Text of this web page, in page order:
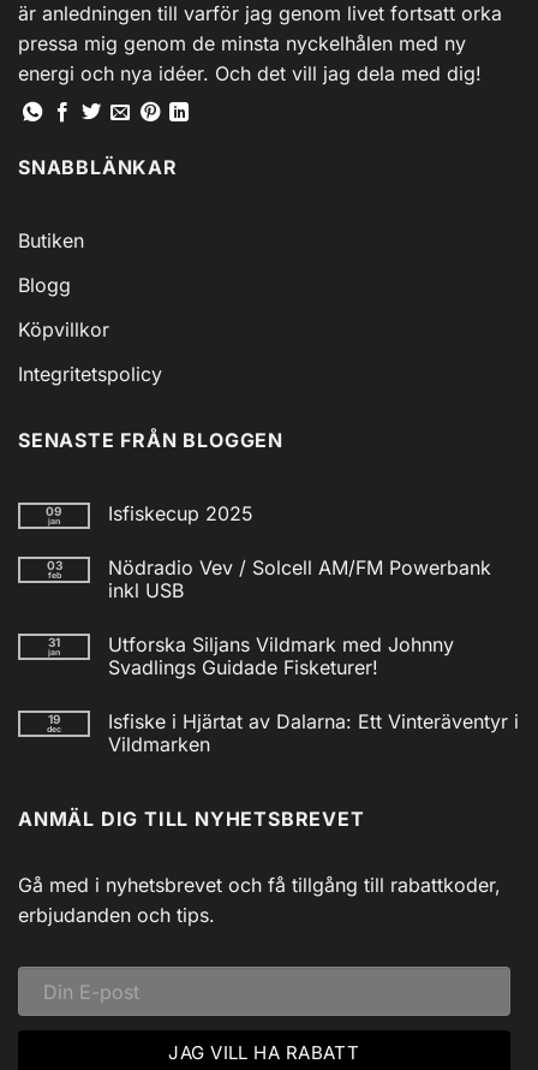
är anledningen till varför jag genom livet fortsatt orka
pressa mig genom de minsta nyckelhålen med ny
energi och nya idéer. Och det vill jag dela med dig!
SNABBLÄNKAR
Butiken
Blogg
Köpvillkor
Integritetspolicy
SENASTE FRÅN BLOGGEN
09
jan Isfiskecup 2025
till
Isfiskecup
2025
03
feb
Nödradio Vev / Solcell AM/FM Powerbank
inkl USB
till
Nödradio
Vev
AM/FM
Powerbank
inkl
31
jan
Utforska Siljans Vildmark med Johnny
Svadlings Guidade Fisketurer!
till
Utforska
Siljans
Svadlings
Guidade
19
dec
Isfiske i Hjärtat av Dalarna: Ett Vinteräventyr i
Vildmarken
Isfiske
i
Dalarna:
Ett
Vinteräventyr
i
ANMÄL DIG TILL NYHETSBREVET
Gå med i nyhetsbrevet och få tillgång till rabattkoder,
erbjudanden och tips.